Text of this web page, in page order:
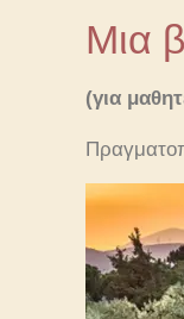
Μια
(για